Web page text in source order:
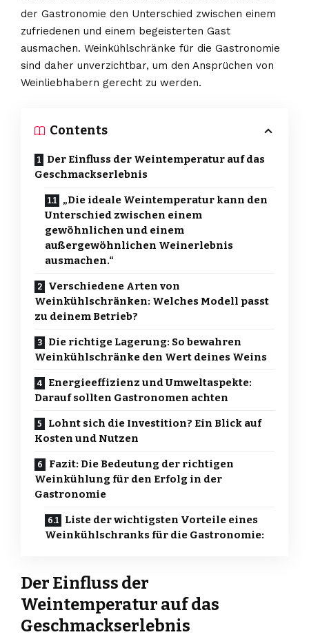
der Gastronomie den Unterschied zwischen einem
zufriedenen und einem begeisterten Gast
ausmachen. Weinkühlschränke für die Gastronomie
sind daher unverzichtbar, um den Ansprüchen von
Weinliebhabern gerecht zu werden.
Contents
Der Einfluss der Weintemperatur auf das
Geschmackserlebnis
„Die ideale Weintemperatur kann den
Unterschied zwischen einem
gewöhnlichen und einem
außergewöhnlichen Weinerlebnis
ausmachen.“
Verschiedene Arten von
Weinkühlschränken: Welches Modell passt
zu deinem Betrieb?
Die richtige Lagerung: So bewahren
Weinkühlschränke den Wert deines Weins
Energieeffizienz und Umweltaspekte:
Darauf sollten Gastronomen achten
Lohnt sich die Investition? Ein Blick auf
Kosten und Nutzen
Fazit: Die Bedeutung der richtigen
Weinkühlung für den Erfolg in der
Gastronomie
Liste der wichtigsten Vorteile eines
Weinkühlschranks für die Gastronomie:
Der Einfluss der
Weintemperatur auf das
Geschmackserlebnis